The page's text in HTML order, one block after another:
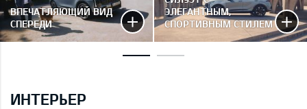
ВПЕЧАТЛЯЮЩИЙ ВИД
СПЕРЕДИ
ЭЛЕГАНТНЫМ,
СПОРТИВНЫМ СТИЛЕМ
ИНТЕРЬЕР